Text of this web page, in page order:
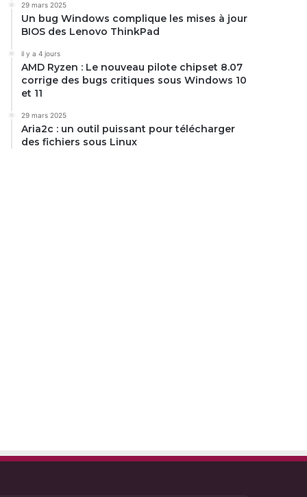
29 mars 2025
Un bug Windows complique les mises à jour
BIOS des Lenovo ThinkPad
il y a 4 jours
AMD Ryzen : Le nouveau pilote chipset 8.07
corrige des bugs critiques sous Windows 10
et 11
29 mars 2025
Aria2c : un outil puissant pour télécharger
des fichiers sous Linux